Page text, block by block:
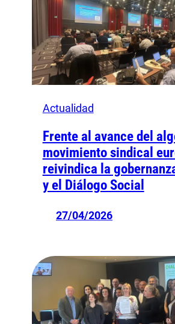
Actualidad
Frente al avance del
movimiento sindical
reivindica la
y el Diálogo Social
27/04/2026